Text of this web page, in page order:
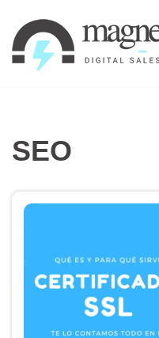
Ir
al
SEO